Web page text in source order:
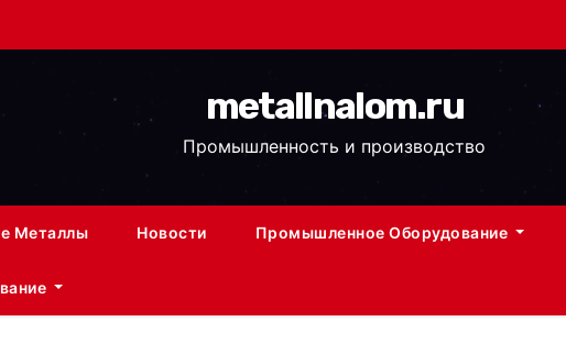
metallnalom.ru
Промышленность и производство
Металлы Новости Промышленное Оборудование